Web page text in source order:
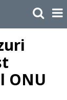
ONU